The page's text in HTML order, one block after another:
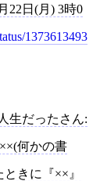
22日(月) 3時0
1373613493
生だったさん:
何かの書
きに『××』